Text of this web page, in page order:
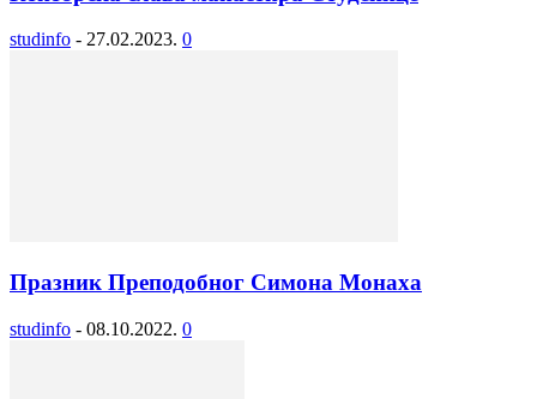
studinfo - 27.02.2023. 0
Празник Преподобног Симона Монаха
studinfo - 08.10.2022. 0